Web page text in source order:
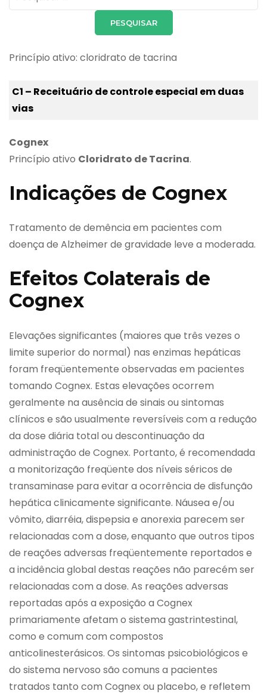
por:
Princípio ativo: cloridrato de tacrina
C1 – Receituário de controle especial em duas
vias
Cognex
Princípio ativo Cloridrato de Tacrina.
Indicações de Cognex
Tratamento de demência em pacientes com
doença de Alzheimer de gravidade leve a moderada.
Efeitos Colaterais de
Cognex
Elevações significantes (maiores que três vezes o
limite superior do normal) nas enzimas hepáticas
foram freqüentemente observadas em pacientes
tomando Cognex. Estas elevações ocorrem
geralmente na ausência de sinais ou sintomas
clínicos e são usualmente reversíveis com a redução
da dose diária total ou descontinuação da
administração de Cognex. Portanto, é recomendada
a monitorização freqüente dos níveis séricos de
transaminase para evitar a ocorrência de disfunção
hepática clinicamente significante. Náusea e/ou
vômito, diarréia, dispepsia e anorexia parecem ser
relacionadas com a dose, enquanto que outros tipos
de reações adversas freqüentemente reportados e
a incidência global destas reações não parecém ser
relacionadas com a dose. As reações adversas
reportadas após a exposição a Cognex
primariamente afetam o sistema gastrintestinal,
como e comum com compostos
anticolinesterásicos. Os sintomas psicobiológicos e
do sistema nervoso são comuns a pacientes
tratados tanto com Cognex ou placebo, e refletem